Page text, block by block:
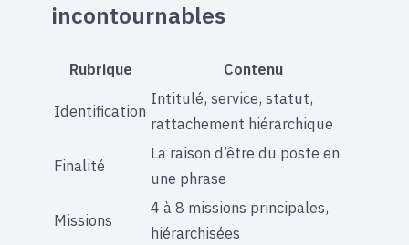
incontournables
Rubrique Contenu
Identification
Intitulé, service, statut,
rattachement hiérarchique
Finalité
La raison d’être du poste en
une phrase
Missions
4 à 8 missions principales,
hiérarchisées